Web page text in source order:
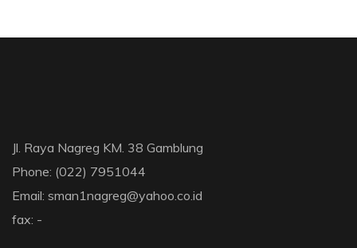
Jl. Raya Nagreg KM. 38 Gamblung
Phone: (022) 7951044
Email: sman1nagreg@yahoo.co.id
fax: -